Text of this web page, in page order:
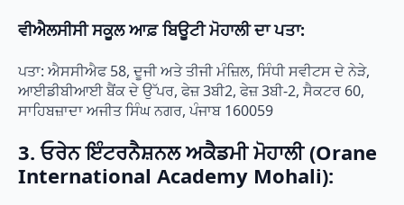
ਵੀਐਲਸੀਸੀ ਸਕੂਲ ਆਫ਼ ਬਿਊਟੀ ਮੋਹਾਲੀ ਦਾ ਪਤਾ:
ਪਤਾ: ਐਸਸੀਐਫ 58, ਦੂਜੀ ਅਤੇ ਤੀਜੀ ਮੰਜ਼ਿਲ, ਸਿੰਧੀ ਸਵੀਟਸ ਦੇ ਨੇੜੇ,
ਆਈਡੀਬੀਆਈ ਬੈਂਕ ਦੇ ਉੱਪਰ, ਫੇਜ਼ 3ਬੀ2, ਫੇਜ਼ 3ਬੀ-2, ਸੈਕਟਰ 60,
ਸਾਹਿਬਜ਼ਾਦਾ ਅਜੀਤ ਸਿੰਘ ਨਗਰ, ਪੰਜਾਬ 160059
3. ਓਰੇਨ ਇੰਟਰਨੈਸ਼ਨਲ ਅਕੈਡਮੀ ਮੋਹਾਲੀ (Orane
International Academy Mohali):